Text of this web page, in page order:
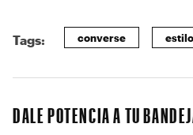
Tags: converse estilo
DALE POTENCIA A TU